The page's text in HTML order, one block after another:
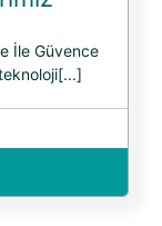
İle Güvence